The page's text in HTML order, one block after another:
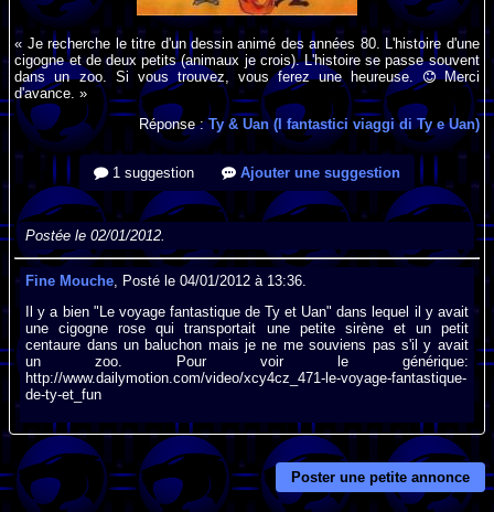
« Je recherche le titre d'un dessin animé des années 80. L'histoire d'une
cigogne et de deux petits (animaux je crois). L'histoire se passe souvent
dans un zoo. Si vous trouvez, vous ferez une heureuse.
Merci
d'avance. »
Réponse :Ty & Uan (I fantastici viaggi di Ty e Uan)
1 suggestion Ajouter une suggestion
Postée le 02/01/2012.
Fine Mouche , Posté le 04/01/2012 à 13:36.
Il y a bien "Le voyage fantastique de Ty et Uan" dans lequel il y avait
une cigogne rose qui transportait une petite sirène et un petit
centaure dans un baluchon mais je ne me souviens pas s'il y avait
un zoo. Pour voir le générique:
http://www.dailymotion.com/video/xcy4cz_471-le-voyage-fantastique-
de-ty-et_fun
Poster une petite annonce